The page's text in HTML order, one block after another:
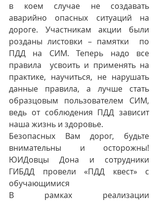
в коем случае не создавать
аварийно опасных ситуаций на
дороге. Участникам акции были
розданы листовки – памятки  по
ПДД на СИМ. Теперь надо все
правила  усвоить и применять на
практике, научиться, не нарушать
данные правила, а лучше стать
образцовым пользователем СИМ,
ведь от соблюдения ПДД зависит
наша жизнь и здоровье.
Безопасных Вам дорог, будьте
внимательны и осторожны!
ЮИДовцы Дона и сотрудники
ГИБДД провели «ПДД квест» с
обучающимися
В рамках реализации